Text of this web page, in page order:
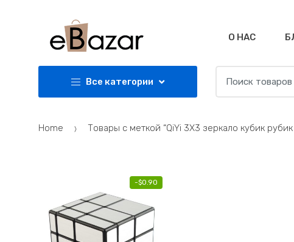
О НАС
Все категории
for:
Home Товары с меткой “QiYi 3X3 зеркало кубик
-$0.90